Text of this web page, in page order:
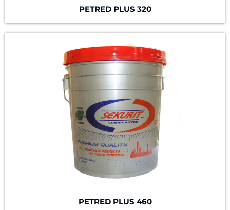
PETRED PLUS 320
PETRED PLUS 460